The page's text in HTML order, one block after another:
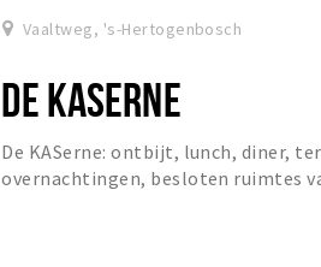
Vaaltweg, 's-Hertogenbosch
DE KASERNE
De KASerne: ontbijt, lunch, diner,
overnachtingen, besloten ruimtes